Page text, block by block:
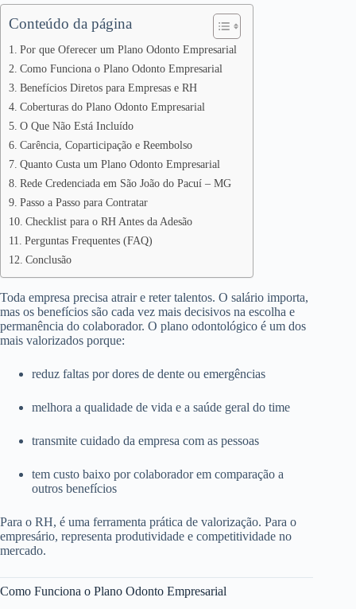
Conteúdo da página
Por que Oferecer um Plano Odonto Empresarial
Como Funciona o Plano Odonto Empresarial
Benefícios Diretos para Empresas e RH
Coberturas do Plano Odonto Empresarial
O Que Não Está Incluído
Carência, Coparticipação e Reembolso
Quanto Custa um Plano Odonto Empresarial
Rede Credenciada em São João do Pacuí – MG
Passo a Passo para Contratar
Checklist para o RH Antes da Adesão
Perguntas Frequentes (FAQ)
Conclusão
Toda empresa precisa atrair e reter talentos. O salário importa,
mas os benefícios são cada vez mais decisivos na escolha e
permanência do colaborador. O plano odontológico é um dos
mais valorizados porque:
reduz faltas por dores de dente ou emergências
melhora a qualidade de vida e a saúde geral do time
transmite cuidado da empresa com as pessoas
tem custo baixo por colaborador em comparação a
outros benefícios
Para o RH, é uma ferramenta prática de valorização. Para o
empresário, representa produtividade e competitividade no
mercado.
Como Funciona o Plano Odonto Empresarial